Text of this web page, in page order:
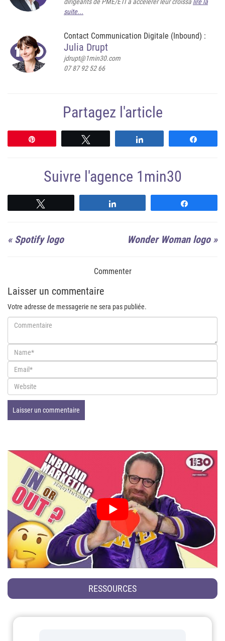
suite...
Contact Communication Digitale (Inbound) :
Julia Drupt
jdrupt@1min30.com
07 87 92 52 66
Partagez l'article
Suivre l'agence 1min30
« Spotify logo Wonder Woman logo»
Commenter
Laisser un commentaire
Votre adresse de messagerie ne sera pas publiée.
RESSOURCES